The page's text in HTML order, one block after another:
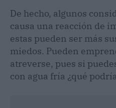
De hecho, algunos
causa una reacción de
estas pueden ser más
miedos. Pueden
atreverse, pues si
con agua fría ¿qué